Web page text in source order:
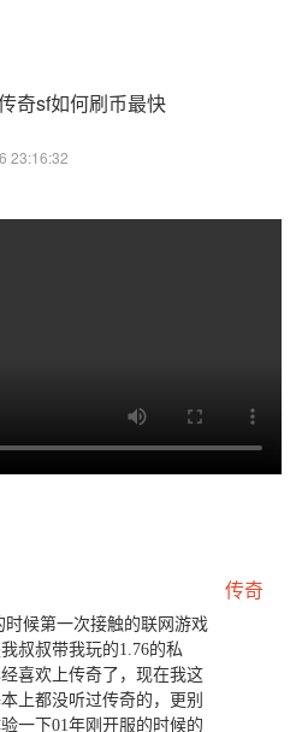
奇sf如何刷币最快
23:16:32
传奇
时候第一次接触的联网游戏
叔叔带我玩的1.76的私
喜欢上传奇了，现在我这
上都没听过传奇的，更别
一下01年刚开服的时候的